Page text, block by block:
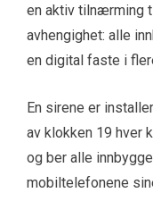
en aktiv tilnærming
avhengighet: alle
en digital faste i
En sirene er
av klokken 19 hver
og ber alle
mobiltelefonene